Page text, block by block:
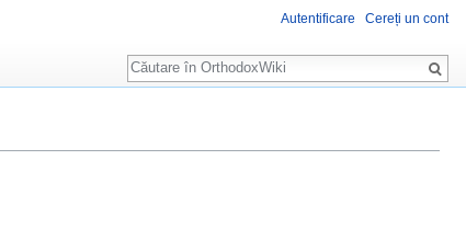
Autentificare Cereți un cont
Căutare